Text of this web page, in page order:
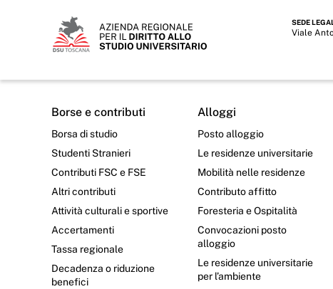
SEDE
Viale
Borse e contributi
Borsa di studio
Studenti Stranieri
Contributi FSC e FSE
Altri contributi
Attività culturali e sportive
Accertamenti
Tassa regionale
Decadenza o riduzione
benefici
Alloggi
Posto alloggio
Le residenze universitarie
Mobilità nelle residenze
Contributo affitto
Foresteria e Ospitalità
Convocazioni posto
alloggio
Le residenze universitarie
per l’ambiente